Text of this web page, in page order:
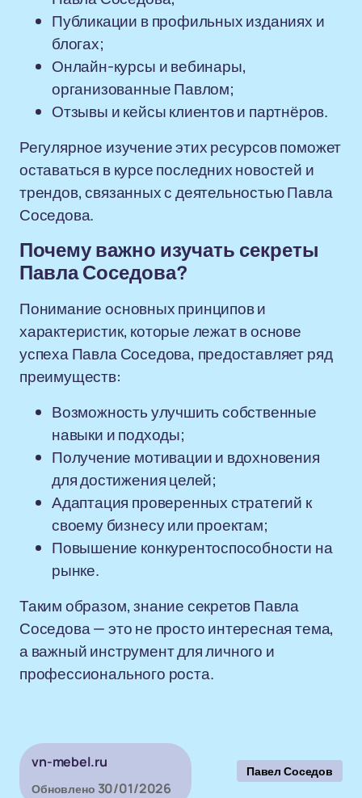
Публикации в профильных изданиях и
блогах;
Онлайн-курсы и вебинары,
организованные Павлом;
Отзывы и кейсы клиентов и партнёров.
Регулярное изучение этих ресурсов поможет
оставаться в курсе последних новостей и
трендов, связанных с деятельностью Павла
Соседова.
Почему важно изучать секреты
Павла Соседова?
Понимание основных принципов и
характеристик, которые лежат в основе
успеха Павла Соседова, предоставляет ряд
преимуществ:
Возможность улучшить собственные
навыки и подходы;
Получение мотивации и вдохновения
для достижения целей;
Адаптация проверенных стратегий к
своему бизнесу или проектам;
Повышение конкурентоспособности на
рынке.
Таким образом, знание секретов Павла
Соседова — это не просто интересная тема,
а важный инструмент для личного и
профессионального роста.
vn-mebel.ru
Обновлено 30/01/2026
Павел Соседов